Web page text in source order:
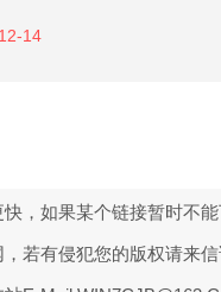
14
，如果某个链接暂时不
若有侵犯您的版权请来